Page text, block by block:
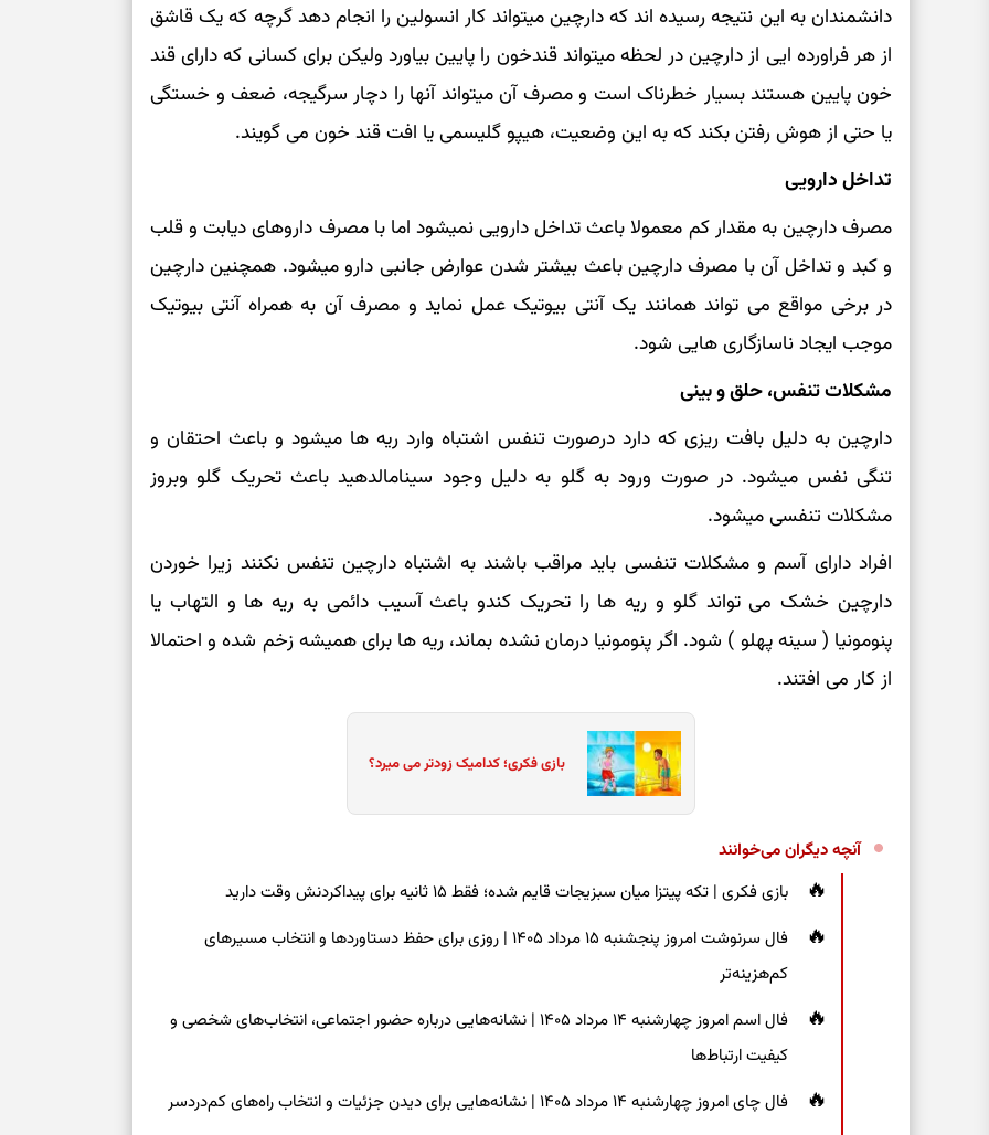
دانشمندان به این نتیجه رسیده اند که دارچین میتواند کار انسولین را انجام دهد گرچه که یک قاشق
از هر فراورده ایی از دارچین در لحظه میتواند قندخون را پایین بیاورد ولیکن برای کسانی که دارای قند
خون پایین هستند بسیار خطرناک است و مصرف آن میتواند آنها را دچار سرگیجه، ضعف و خستگی
یا حتی از هوش رفتن بکند که به این وضعیت، هیپو گلیسمی یا افت قند خون می گویند.
تداخل دارویی
مصرف دارچین به مقدار کم معمولا باعث تداخل دارویی نمیشود اما با مصرف داروهای دیابت و قلب
و کبد و تداخل آن با مصرف دارچین باعث بیشتر شدن عوارض جانبی دارو میشود. همچنین دارچین
در برخی مواقع می تواند همانند یک آنتی بیوتیک عمل نماید و مصرف آن به همراه آنتی بیوتیک
موجب ایجاد ناسازگاری هایی شود.
مشکلات تنفس، حلق و بینی
دارچین به دلیل بافت ریزی که دارد درصورت تنفس اشتباه وارد ریه ها میشود و باعث احتقان و
تنگی نفس میشود. در صورت ورود به گلو به دلیل وجود سینامالدهید باعث تحریک گلو وبروز
مشکلات تنفسی میشود.
افراد دارای آسم و مشکلات تنفسی باید مراقب باشند به اشتباه دارچین تنفس نکنند زیرا خوردن
دارچین خشک می تواند گلو و ریه ها را تحریک کندو باعث آسیب دائمی به ریه ها و التهاب یا
پنومونیا ( سینه پهلو ) شود. اگر پنومونیا درمان نشده بماند، ریه ها برای همیشه زخم شده و احتمالا
از کار می افتند.
بازی فکری؛ کدامیک زودتر می میرد؟
آنچه دیگران می‌خوانند
بازی فکری | تکه پیتزا میان سبزیجات قایم شده؛ فقط ۱۵ ثانیه برای پیداکردنش وقت دارید
فال سرنوشت امروز پنجشنبه ۱۵ مرداد ۱۴۰۵ | روزی برای حفظ دستاوردها و انتخاب مسیرهای
کم‌هزینه‌تر
فال اسم امروز چهارشنبه ۱۴ مرداد ۱۴۰۵ | نشانه‌هایی درباره حضور اجتماعی، انتخاب‌های شخصی و
کیفیت ارتباط‌ها
فال چای امروز چهارشنبه ۱۴ مرداد ۱۴۰۵ | نشانه‌هایی برای دیدن جزئیات و انتخاب راه‌های کم‌دردسر